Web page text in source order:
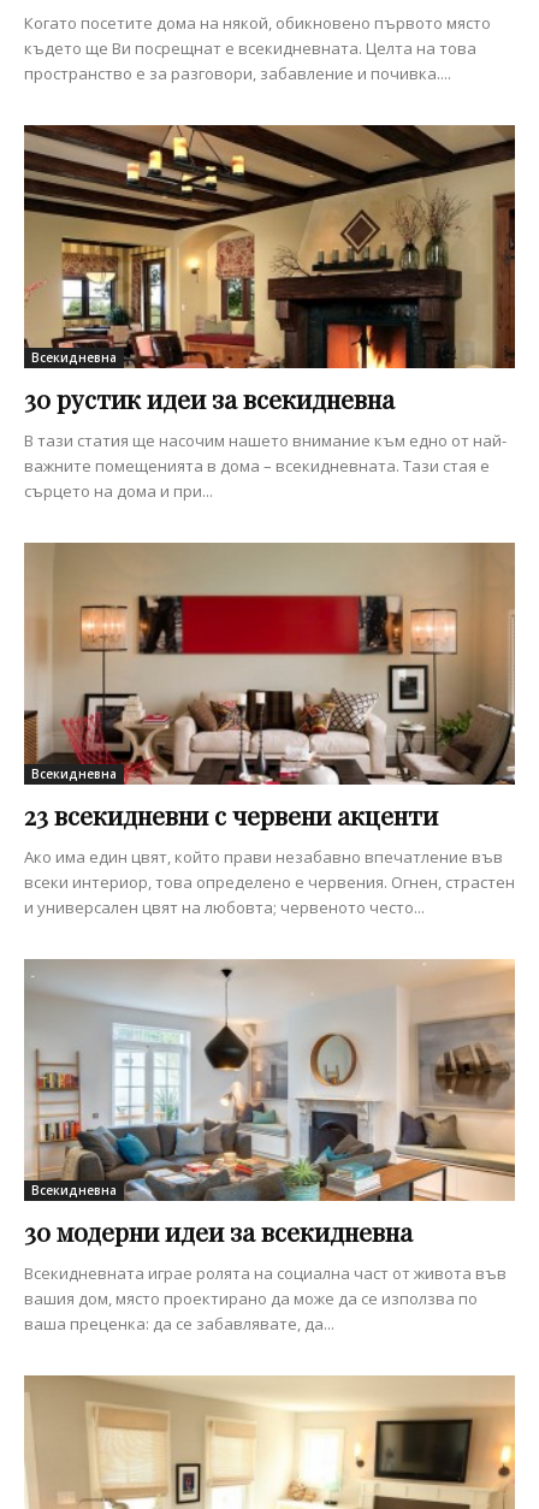
Когато посетите дома на някой, обикновено първото място
където ще Ви посрещнат е всекидневната. Целта на това
пространство е за разговори, забавление и почивка....
Всекидневна
30 рустик идеи за всекидневна
В тази статия ще насочим нашето внимание към едно от най-
важните помещенията в дома – всекидневната. Тази стая е
сърцето на дома и при...
Всекидневна
23 всекидневни с червени акценти
Ако има един цвят, който прави незабавно впечатление във
всеки интериор, това определено е червения. Огнен, страстен
и универсален цвят на любовта; червеното често...
Всекидневна
30 модерни идеи за всекидневна
Всекидневната играе ролята на социална част от живота във
вашия дом, място проектирано да може да се използва по
ваша преценка: да се забавлявате, да...